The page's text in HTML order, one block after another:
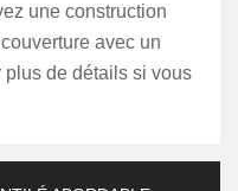
une construction
avec un
de détails si vous